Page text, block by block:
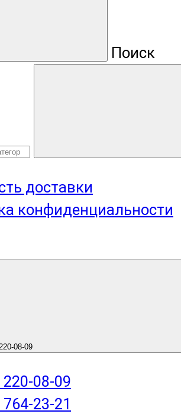
Поиск
доставки
конфиденциальности
08-09
08-09
23-21